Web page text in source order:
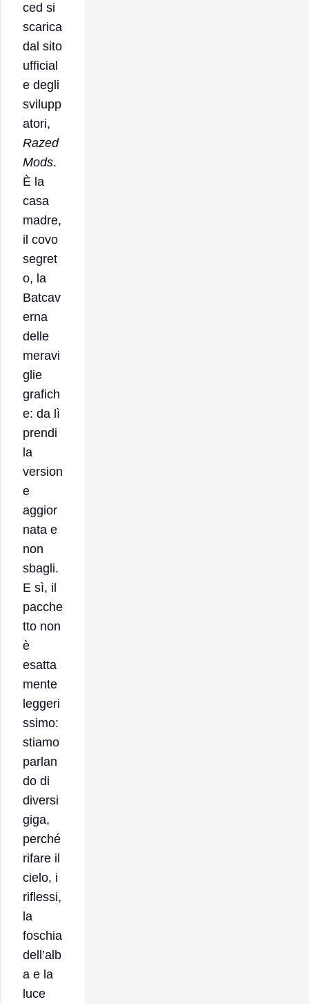
ced si
scarica
dal sito
ufficial
e degli
svilupp
atori,
Razed
Mods.
È la
casa
madre,
il covo
segret
o, la
Batcav
erna
delle
meravi
glie
grafich
e: da lì
prendi
la
version
e
aggior
nata e
non
sbagli.
E sì, il
pacche
tto non
è
esatta
mente
leggeri
ssimo:
stiamo
parlan
do di
diversi
giga,
perché
rifare il
cielo, i
riflessi,
la
foschia
dell’alb
a e la
luce